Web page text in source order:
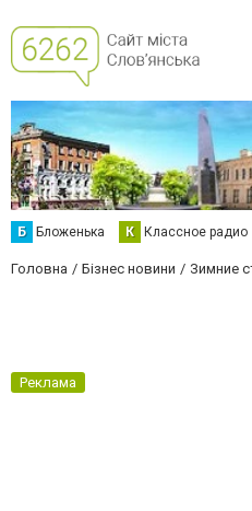
Б Бложенька К Классное радио
Головна Бізнес новини Зимние
Реклама